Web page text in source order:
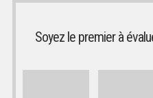
Soyez le premier à